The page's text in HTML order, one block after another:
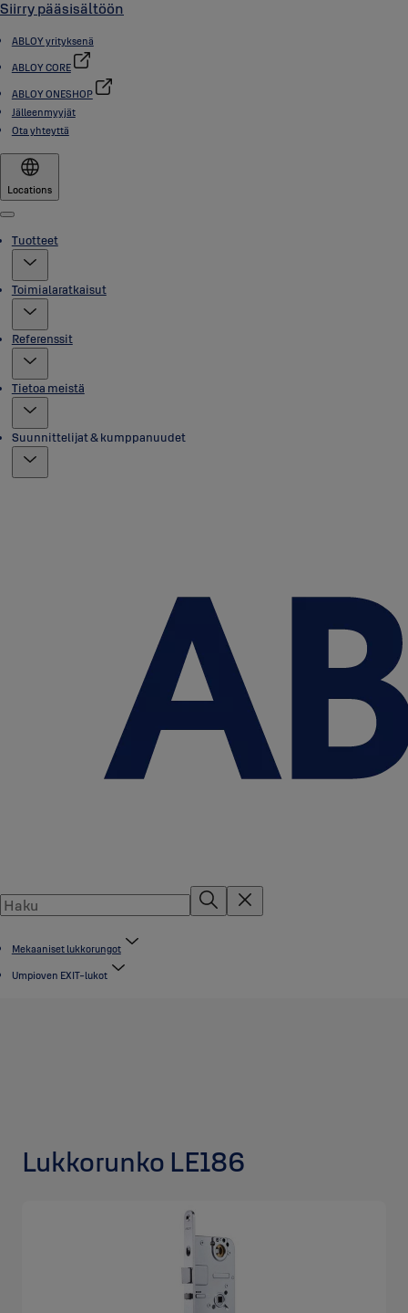
Siirry pääsisältöön
ABLOY yrityksenä
ABLOY CORE
ABLOY ONESHOP
Jälleenmyyjät
Ota yhteyttä
Locations
Menu
Tuotteet
Toimialaratkaisut
Referenssit
Tietoa meistä
Suunnittelijat & kumppanuudet
Mekaaniset lukkorungot
Umpioven EXIT-lukot
Lukkorunko LE186